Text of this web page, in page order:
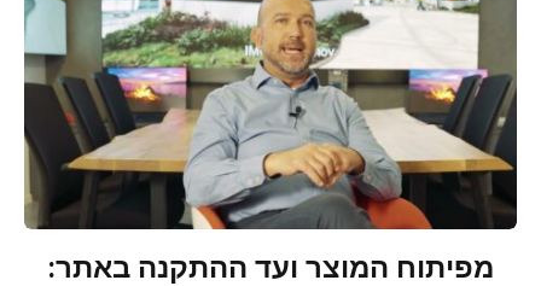
מפיתוח המוצר ועד ההתקנה באתר: